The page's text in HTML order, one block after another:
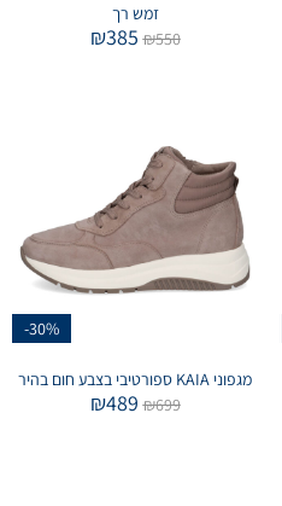
זמש רך
₪550
₪385
-30%
מגפוני KAIA ספורטיבי בצבע חום בהיר
₪699
₪489